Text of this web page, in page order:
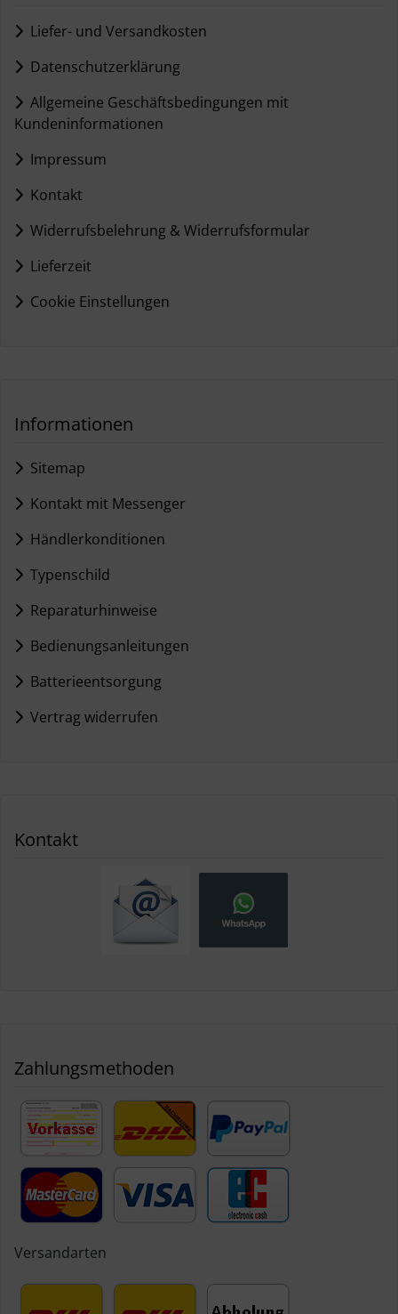
Liefer- und Versandkosten
Datenschutzerklärung
Allgemeine Geschäftsbedingungen mit
Kundeninformationen
Impressum
Kontakt
Widerrufsbelehrung & Widerrufsformular
Lieferzeit
Cookie Einstellungen
Informationen
Sitemap
Kontakt mit Messenger
Händlerkonditionen
Typenschild
Reparaturhinweise
Bedienungsanleitungen
Batterieentsorgung
Vertrag widerrufen
Kontakt
Zahlungsmethoden
Versandarten